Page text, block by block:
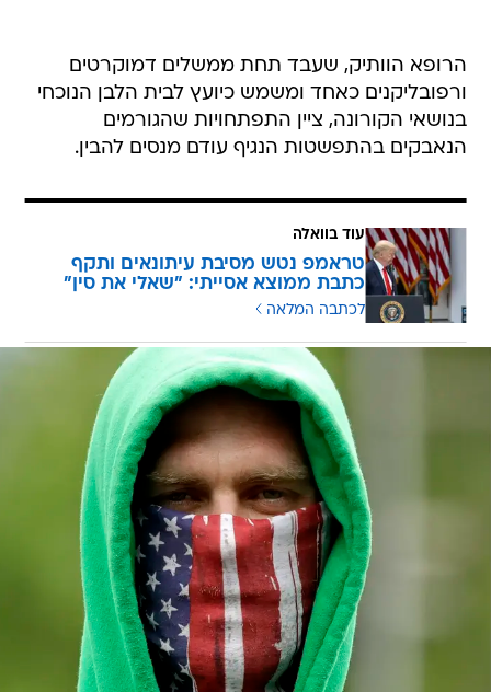
הרופא הוותיק, שעבד תחת ממשלים דמוקרטים
ורפובליקנים כאחד ומשמש כיועץ לבית הלבן הנוכחי
בנושאי הקורונה, ציין התפתחויות שהגורמים
הנאבקים בהתפשטות הנגיף עודם מנסים להבין.
עוד בוואלה
טראמפ נטש מסיבת עיתונאים ותקף
כתבת ממוצא אסייתי: "שאלי את סין"
לכתבה המלאה